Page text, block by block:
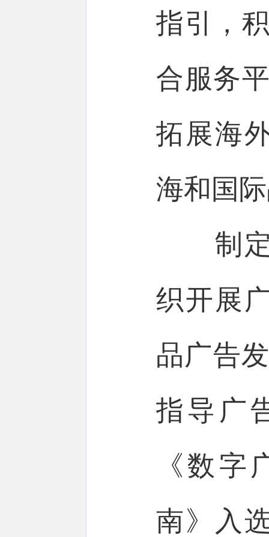
指引，
合服务
拓展海
海和国
制定
织开展
品广告
指导广
《数
南》入